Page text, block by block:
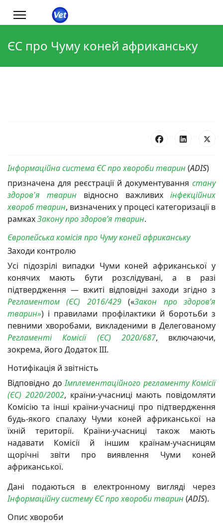
ЄС про Чуму коней африканську
Інформаційна система ЄС про хвороби тварин (ADIS)
призначена для реєстрації й документування стану
здоров'я тварин відносно важливих інфекційних
хворобтварин, визначених у процесі категоризації в
рамкахЗакону про здоров’я тварин.
Європейська комісія про Чуму коней африканську
Заходи контролю
Усі підозрілі випадки Чуми коней африканської у
конячих мають бути розслідувані, а в разі
підтвердження — вжиті відповідні заходи згідно з
Регламентом (ЄС) 2016/429(«Закон про здоров’я
тварин») і правилами профілактики й боротьби з
певними хворобами, викладеними в Делегованому
Регламенті Комісії (ЄС) 2020/687, включаючи,
зокрема, його Додаток III.
Нотифікація й звітність
Відповідно доІмплементаційного регламенту Комісії
(ЄС) 2020/2002, країни-учасниці мають повідомляти
Комісію та інші країни-учасниці про підтвердження
будь-якого спалаху Чуми коней африканської на
їхній території. Країни-учасниці також мають
надавати Комісії й іншим країнам-учасницям
щорічні звіти про виявлення Чуми коней
африканської.
Дані подаються в електронному вигляді через
Інформаційну систему ЄС про хвороби тварин (ADIS).
Опис хвороби